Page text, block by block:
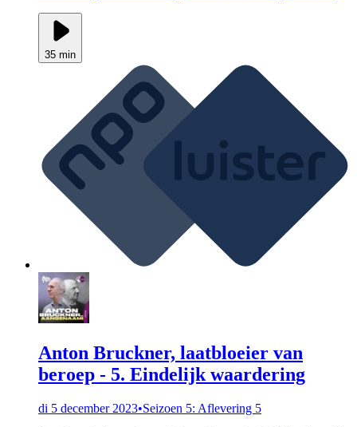
35 min
Anton Bruckner, laatbloeier van
beroep - 5. Eindelijk waardering
di 5 december 2023•Seizoen 5: Aflevering 5